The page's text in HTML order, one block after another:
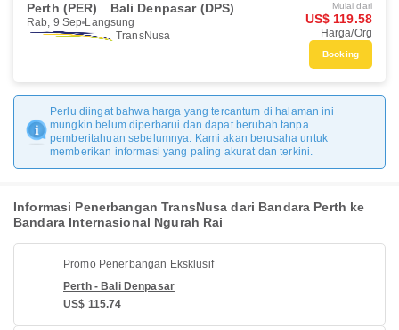
Perth (PER) Bali Denpasar (DPS)
Rab, 9 Sep Langsung
TransNusa
Mulai dari
US$ 119.58
Harga/Org
Booking
Perlu diingat bahwa harga yang tercantum di halaman ini
mungkin belum diperbarui dan dapat berubah tanpa
pemberitahuan sebelumnya. Kami akan berusaha untuk
memberikan informasi yang paling akurat dan terkini.
Informasi Penerbangan TransNusa dari Bandara Perth ke
Bandara Internasional Ngurah Rai
Promo Penerbangan Eksklusif
Perth - Bali Denpasar
US$ 115.74